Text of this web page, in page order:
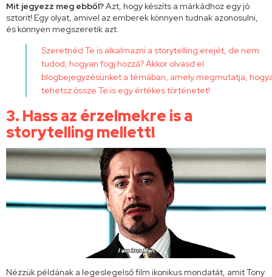
Mit jegyezz meg ebből?Azt, hogy készíts a márkádhoz egy jó
sztorit! Egy olyat, amivel az emberek könnyen tudnak azonosulni,
és könnyen megszeretik azt.
Szeretnéd Te is alkalmazni a storytelling erejét, de nem
tudod, hogyan fogj hozzá? Akkor olvasd el
blogbejegyzésünket a témában, amely megmutatja,
tehetsz össze Te is egy értékes történetet!
3. Hass az érzelmekre is a
storytelling mellett!
Nézzük példának a legeslegelső film ikonikus mondatát, amit Tony